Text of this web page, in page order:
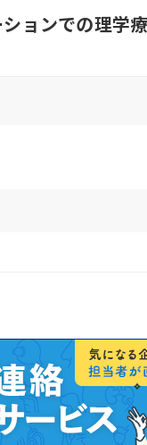
ションでの理学